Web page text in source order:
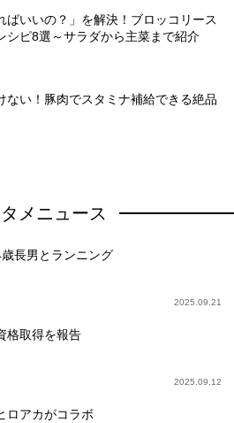
ばいいの？」を解決！ブロッコリース
シピ8選～サラダから主菜まで紹介
ない！豚肉でスタミナ補給できる絶品
メニュース
長男とランニング
2025.09.21
格取得を報告
2025.09.12
ロアカがコラボ